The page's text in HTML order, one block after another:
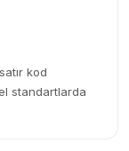
kod
standartlarda